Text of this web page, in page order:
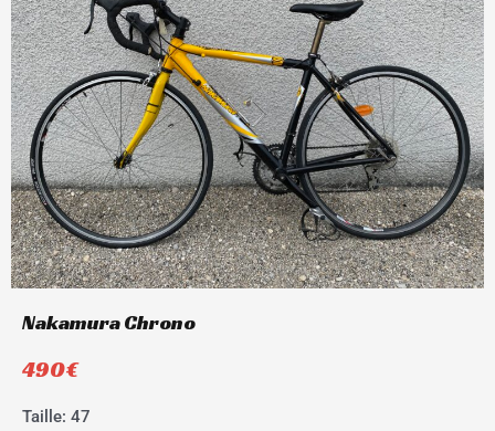
Nakamura Chrono
490€
Taille: 47